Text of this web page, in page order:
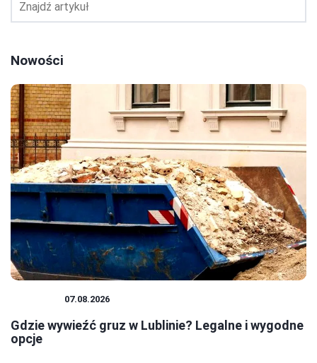
Nowości
07.08.2026
Gdzie wywieźć gruz w Lublinie? Legalne i wygodne
opcje